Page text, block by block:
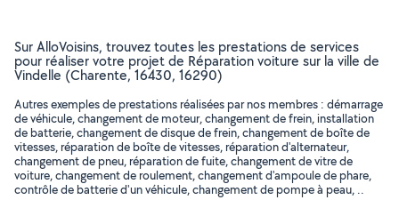
Sur AlloVoisins, trouvez toutes les prestations de services
pour réaliser votre projet de Réparation voiture sur la ville de
Vindelle (Charente, 16430, 16290)
Autres exemples de prestations réalisées par nos membres : démarrage
de véhicule, changement de moteur, changement de frein, installation
de batterie, changement de disque de frein, changement de boîte de
vitesses, réparation de boîte de vitesses, réparation d'alternateur,
changement de pneu, réparation de fuite, changement de vitre de
voiture, changement de roulement, changement d'ampoule de phare,
contrôle de batterie d'un véhicule, changement de pompe à peau, ..